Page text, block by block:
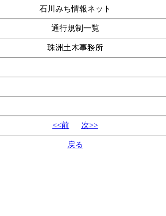
石川みち情報ネット
通行規制一覧
珠洲土木事務所
<<前 次>>
戻る